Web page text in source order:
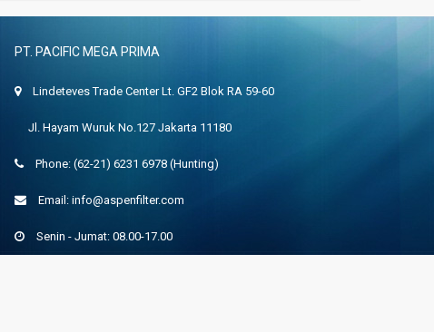
PT. PACIFIC MEGA PRIMA
Lindeteves Trade Center Lt. GF2 Blok RA 59-60
Jl. Hayam Wuruk No.127 Jakarta 11180
Phone: (62-21) 6231 6978 (Hunting)
Email: info@aspenfilter.com
Senin - Jumat: 08.00-17.00